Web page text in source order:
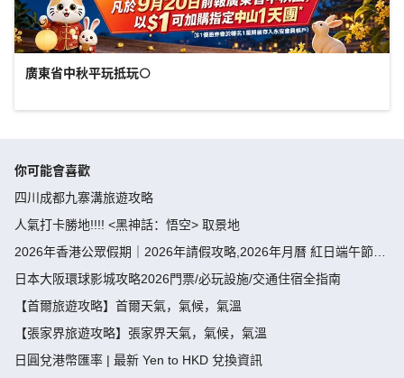
廣東省中秋平玩抵玩🌕
你可能會喜歡
四川成都九寨溝旅遊攻略
人氣打卡勝地!!!! <黑神話：悟空> 取景地
2026年香港公眾假期｜2026年請假攻略,2026年月曆 紅日端午節請
假攻略請4放9-public holiday 2026
日本大阪環球影城攻略2026門票/必玩設施/交通住宿全指南
【首爾旅遊攻略】首爾天氣，氣候，氣溫
【張家界旅遊攻略】張家界天氣，氣候，氣溫
日圓兌港幣匯率 | 最新 Yen to HKD 兌換資訊